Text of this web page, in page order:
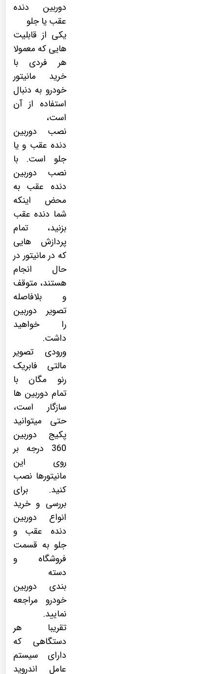
دوربین دنده
عقب یا جلو
یکی از قابلیت
هایی که معمولا
هر فردی با
خرید مانیتور
خودرو به دنبال
استفاده از آن
است،
نصب دوربین
دنده عقب و یا
جلو است. با
نصب دوربین
دنده عقب به
محض اینکه
شما دنده عقب
بزنید، تمام
پردازش هایی
که در مانیتور در
حال انجام
هستند، متوقف
و بلافاصله
تصویر دوربین
را خواهید
داشت.
ورودی تصویر
مالتی فابریک
رنو مگان با
تمام دوربین ها
سازگار است،
حتی میتوانید
پکیج دوربین
360 درجه
بر
روی این
مانیتورها نصب
کنید. برای
بررسی و خرید
انواع دوربین
دنده عقب و
جلو به قسمت
فروشگاه و
دسته
بندی دوربین
خودرو مراجعه
نمایید.
تقریبا هر
دستگاهی که
دارای سیستم
عامل اندروید